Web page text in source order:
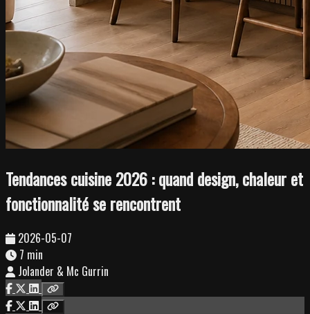
Tendances cuisine 2026 : quand design, chaleur et
fonctionnalité se rencontrent
2026-05-07
7 min
Jolander & Mc Gurrin